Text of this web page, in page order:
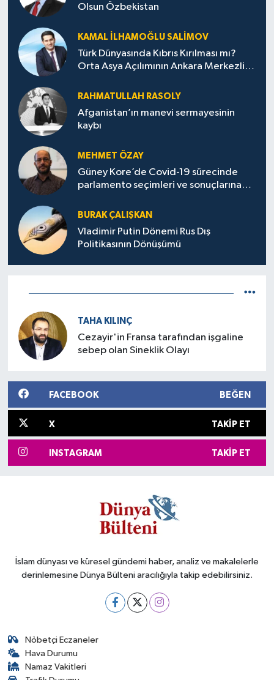
Olsun Özbekistan
KAMAL İLHAMOĞLU SALIMOV
Türk Dünyasında Kıbrıs Kırılması mı?
Orta Asya Açılımının Ankara Merkezli
RAHMATULLAH RASOLY
Afganistan’ın manevi sermayesinin
kaybı
MEHMET ÖZAY
Güney Kore’de Covid-19 sürecinde
parlamento seçimleri ve sonuçlarına
BURAK ÇALIŞKAN
Vladimir Putin Dönemi Rus Dış
Politikasının Dönüşümü
TAHA KILINÇ
Cezayir'in Fransa tarafından işgaline
sebep olan Sineklik Olayı
FACEBOOK BEĞEN
X TAKIP ET
INSTAGRAM TAKIP ET
İslam dünyası ve küresel gündemi haber, analiz ve makalelerle
derinlemesine Dünya Bülteni aracılığıyla takip edebilirsiniz.
Nöbetçi Eczaneler
Hava Durumu
Namaz Vakitleri